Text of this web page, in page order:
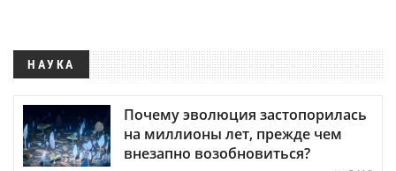
НАУКА
Почему эволюция застопорилась
на миллионы лет, прежде чем
внезапно возобновиться?